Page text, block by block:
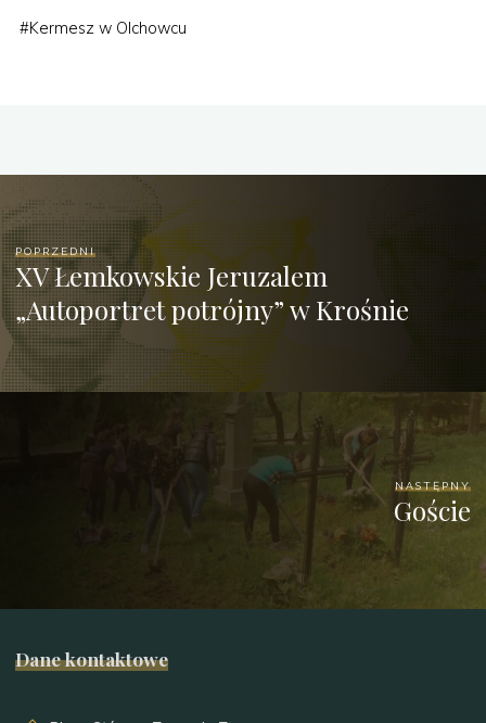
#Kermesz w Olchowcu
POPRZEDNI
XV Łemkowskie Jeruzalem
„Autoportret potrójny” w Krośnie
NASTĘPNY
Goście
Dane kontaktowe